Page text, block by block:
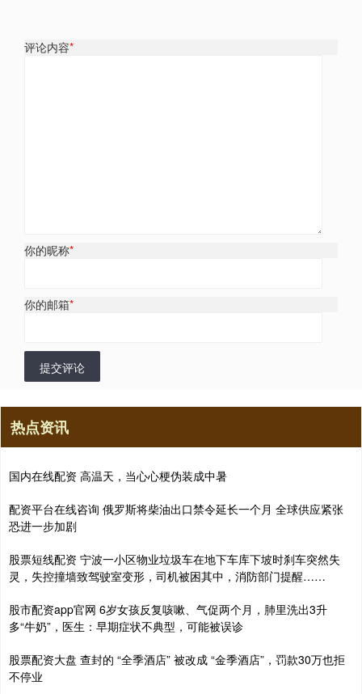
评论内容*
你的昵称*
你的邮箱*
提交评论
热点资讯
国内在线配资 高温天，当心心梗伪装成中暑
配资平台在线咨询 俄罗斯将柴油出口禁令延长一个月 全球供应紧张
恐进一步加剧
股票短线配资 宁波一小区物业垃圾车在地下车库下坡时刹车突然失
灵，失控撞墙致驾驶室变形，司机被困其中，消防部门提醒……
股市配资app官网 6岁女孩反复咳嗽、气促两个月，肺里洗出3升
多“牛奶”，医生：早期症状不典型，可能被误诊
股票配资大盘 查封的 “全季酒店” 被改成 “金季酒店”，罚款30万也拒
不停业